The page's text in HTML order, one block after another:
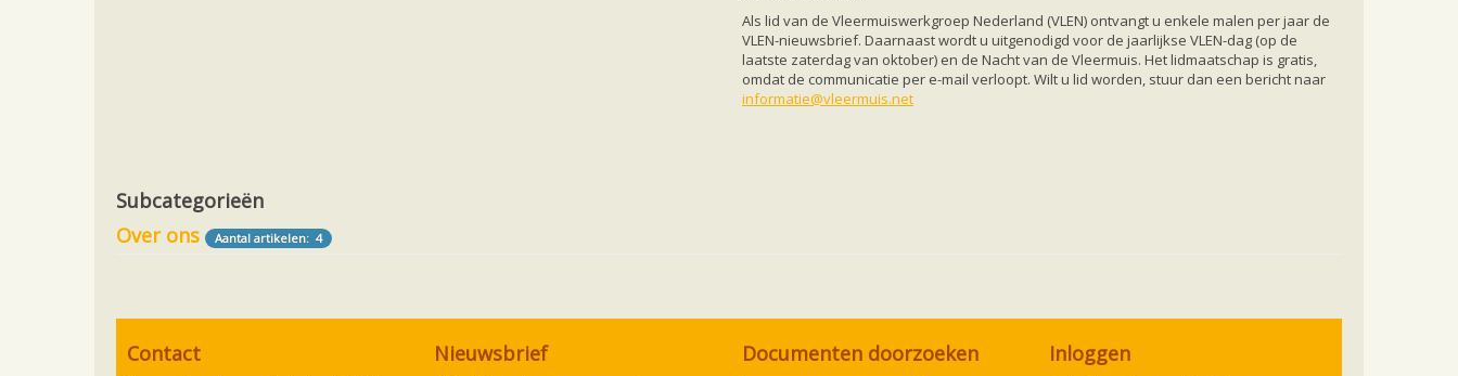
Als lid van de Vleermuiswerkgroep Nederland (VLEN) ontvangt u enkele malen per jaar de
VLEN-nieuwsbrief. Daarnaast wordt u uitgenodigd voor de jaarlijkse VLEN-dag (op de
laatste zaterdag van oktober) en de Nacht van de Vleermuis. Het lidmaatschap is gratis,
omdat de communicatie per e-mail verloopt. Wilt u lid worden, stuur dan een bericht naar
informatie@vleermuis.net
Subcategorieën
Over ons
Aantal artikelen: 4
Contact Nieuwsbrief Documenten doorzoeken Inloggen